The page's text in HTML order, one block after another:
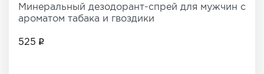
Минеральный дезодорант-спрей для мужчин с
ароматом табака и гвоздики
525